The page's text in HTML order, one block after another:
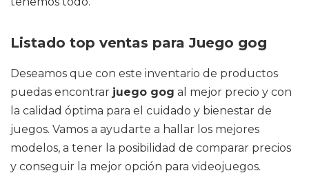
Listado top ventas para Juego gog
Deseamos que con este inventario de productos
puedas encontrar juego gog al mejor precio y con
la calidad óptima para el cuidado y bienestar de
juegos. Vamos a ayudarte a hallar los mejores
modelos, a tener la posibilidad de comparar precios
y conseguir la mejor opción para videojuegos.